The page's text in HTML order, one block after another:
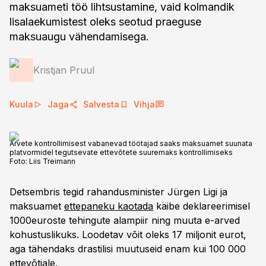
maksuameti töö lihtsustamine, vaid kolmandik
lisalaekumistest oleks seotud praeguse
maksuaugu vähendamisega.
Kristjan Pruul
Kuula Jaga Salvesta Vihja
Arvete kontrollimisest vabanevad töötajad saaks maksuamet suunata
platvormidel tegutsevate ettevõtete suuremaks kontrollimiseks
Foto: Liis Treimann
Detsembris tegid rahandusminister Jürgen Ligi ja
maksuamet ettepaneku kaotada käibe deklareerimisel
1000euroste tehingute alampiir ning muuta e-arved
kohustuslikuks. Loodetav võit oleks 17 miljonit eurot,
aga tähendaks drastilisi muutuseid enam kui 100 000
ettevõtjale.